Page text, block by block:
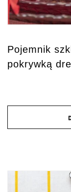
Pojemnik
pokrywką